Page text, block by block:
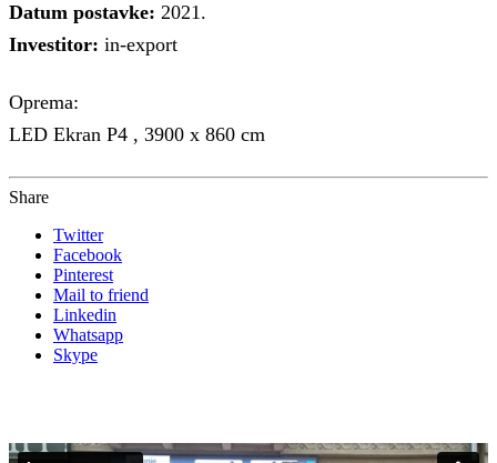
Datum postavke: 2021.
Investitor: in-export
Oprema:
LED Ekran P4 , 3900 x 860 cm
Share
Twitter
Facebook
Pinterest
Mail to friend
Linkedin
Whatsapp
Skype